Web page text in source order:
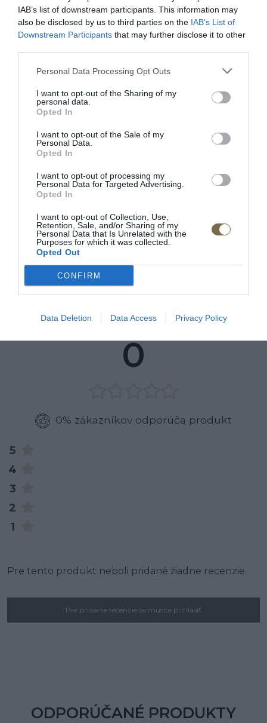
IAB’s list of downstream participants. This information may
also be disclosed by us to third parties on the IAB’s List of
Downstream Participants that may further disclose it to other
Personal Data Processing Opt Outs
I want to opt-out of the Sharing of my
personal data.
Opted In
I want to opt-out of the Sale of my
Personal Data.
Opted In
I want to opt-out of processing my
Personal Data for Targeted Advertising.
Opted In
I want to opt-out of Collection, Use,
Retention, Sale, and/or Sharing of my
Personal Data that Is Unrelated with the
Purposes for which it was collected.
Opted Out
CONFIRM
Data Deletion Data Access Privacy Policy
Látková rohová sedačka
Lumber Jack s otomanom
POPIS PRODUKTU
Dĺžka:160-250 cm
Šírka:90 cm
Výška: 79 cm
Materiál:masívne drevo/ dyhovaná vrchná doska
Výrobca:MEBIN
RECENZIE
0
0% zákazníkov odporúča produkt
5
4
3
2
1
Pre tento produkt neboli pridané žiadne recenzie.
Pre pridanie recenzie sa musíte prihlásiť
ODPORÚČANÉ PRODUKTY